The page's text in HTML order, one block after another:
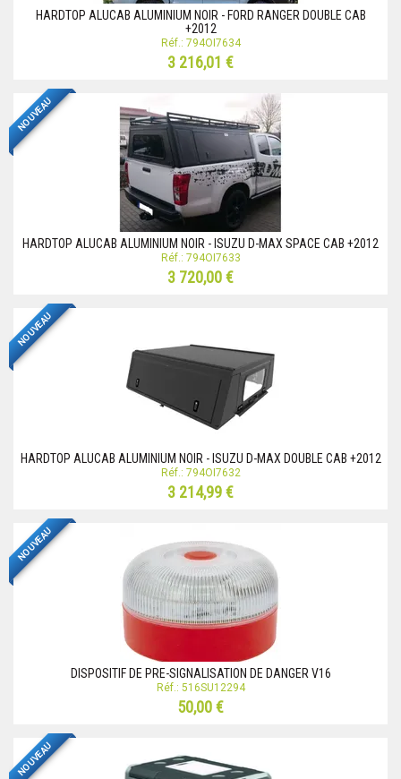
HARDTOP ALUCAB ALUMINIUM NOIR - FORD RANGER DOUBLE CAB
+2012
Réf.: 794OI7634
3 216,01 €
NOUVEAU
HARDTOP ALUCAB ALUMINIUM NOIR - ISUZU D-MAX SPACE CAB +2012
Réf.: 794OI7633
3 720,00 €
NOUVEAU
HARDTOP ALUCAB ALUMINIUM NOIR - ISUZU D-MAX DOUBLE CAB +2012
Réf.: 794OI7632
3 214,99 €
NOUVEAU
DISPOSITIF DE PRE-SIGNALISATION DE DANGER V16
Réf.: 516SU12294
50,00 €
NOUVEAU